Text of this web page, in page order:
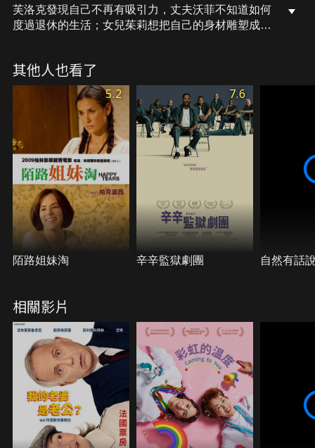
芙洛克發現自己不再有吸引力，丈夫沃菲不知道如何
度過退休的生活；女兒茱莉想把自己的身材雕塑成業
人和男人永遠不會平等，她的新同事法蘭茲則想說服
她情況並非如此。無論什麼身份、無論男女老幼，所
有人痴迷於改善自己。
其他人也看了
5.2
陌路姐妹淘
7.6
辛辛監獄劇團 自然有話
相關影片